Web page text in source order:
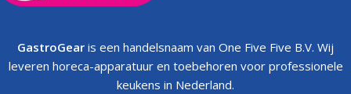
GastroGear is een handelsnaam van One Five Five B.V. Wij
leveren horeca-apparatuur en toebehoren voor professionele
keukens in Nederland.